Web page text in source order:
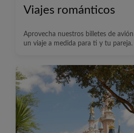
Viajes románticos
Aprovecha nuestros billetes de
un viaje a medida para ti y tu pareja.